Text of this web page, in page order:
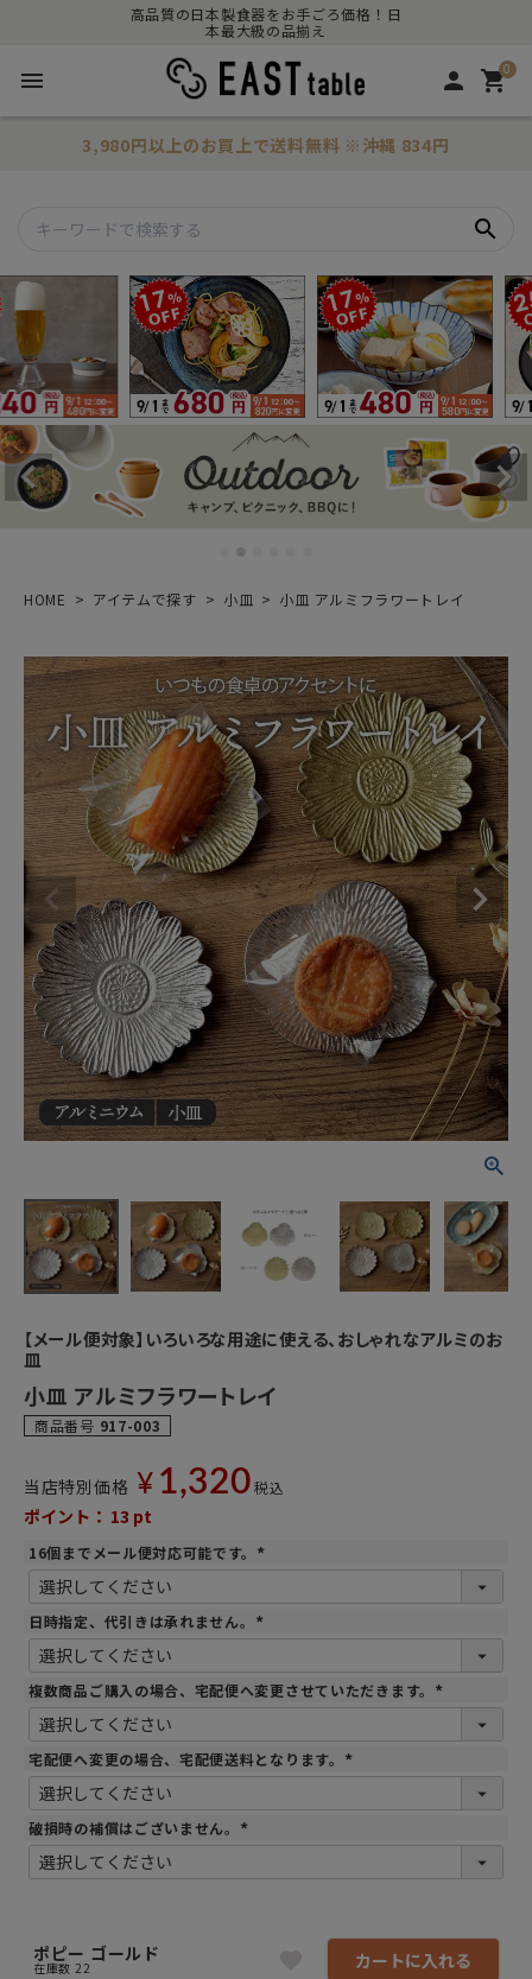
高品質の日本製食器をお手ごろ価格！日
本最大級の品揃え
menu person 0
shopping_cart
3,980円以上のお買上で送料無料 ※沖縄 834円
search
HOME アイテムで探す 小皿 小皿 アルミフラワートレイ
【メール便対象】いろいろな用途に使える、おしゃれなアルミのお
皿
小皿 アルミフラワートレイ
商品番号 917-003
当店特別価格 ¥ 1,320 税込
ポイント： 13 pt
16個までメール便対応可能です。
(
)
日時指定、代引きは承れません。
(
)
複数商品ご購入の場合、宅配便へ変更させていただきます。
(
)
宅配便へ変更の場合、宅配便送料となります。
(
)
破損時の補償はございません。
(
)
ポピー ゴールド
在庫数 22
カートに入れる